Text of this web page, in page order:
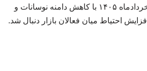
خردادماه ۱۴۰۵ با کاهش دامنه نوسانات و
افزایش احتیاط میان فعالان بازار دنبال شد.